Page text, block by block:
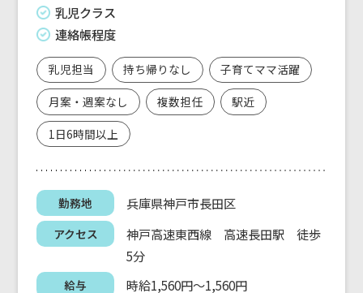
乳児クラス
連絡帳程度
乳児担当 持ち帰りなし
子育てママ活躍
月案・週案なし
複数担任
駅近
1日6時間以上
勤務地 兵庫県神戸市長田区
アクセス
神戸高速東西線 高速長田駅 徒歩
5分
給与 時給1,560円～1,560円